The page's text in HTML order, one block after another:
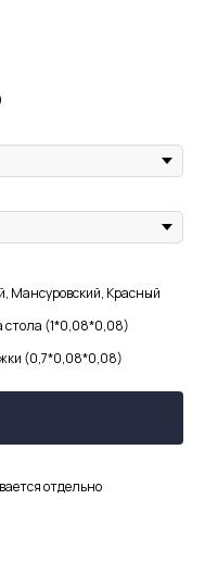
Мансуровский, Красный
(1*0,08*0,08)
(0,7*0,08*0,08)
отдельно